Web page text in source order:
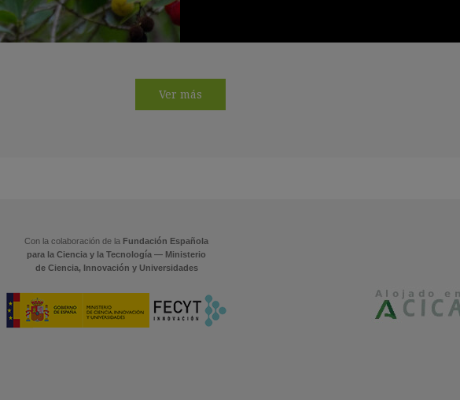
Ver más
Con la colaboración de la Fundación Española
para la Ciencia y la Tecnología — Ministerio
de Ciencia, Innovación y Universidades